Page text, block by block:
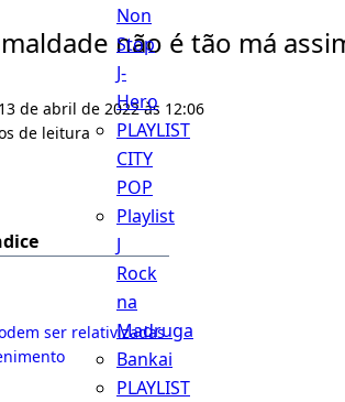
Non
Stop
J-
Hero
PLAYLIST
CITY
POP
Playlist
J
Rock
na
Madruga
Bankai
PLAYLIST
não é tão má
de abril de 2022 às 12:06
de leitura
ser relativizadas